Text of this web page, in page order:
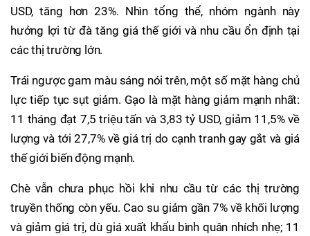
USD, tăng hơn 23%. Nhìn tổng thể, nhóm ngành này
hưởng lợi từ đà tăng giá thế giới và nhu cầu ổn định tại
các thị trường lớn.
Trái ngược gam màu sáng nói trên, một số mặt hàng chủ
lực tiếp tục sụt giảm. Gạo là mặt hàng giảm mạnh nhất:
11 tháng đạt 7,5 triệu tấn và 3,83 tỷ USD, giảm 11,5% về
lượng và tới 27,7% về giá trị do cạnh tranh gay gắt và giá
thế giới biến động mạnh.
Chè vẫn chưa phục hồi khi nhu cầu từ các thị trường
truyền thống còn yếu. Cao su giảm gần 7% về khối lượng
và giảm giá trị, dù giá xuất khẩu bình quân nhích nhẹ; 11